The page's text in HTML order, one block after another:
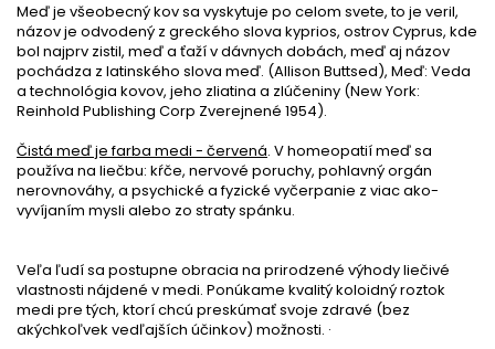
Meď je všeobecný kov sa vyskytuje po celom svete, to je veril,
názov je odvodený z greckého slova kyprios, ostrov Cyprus, kde
bol najprv zistil, meď a ťaží v dávnych dobách, meď aj názov
pochádza z latinského slova meď. (Allison Buttsed), Meď: Veda
a technológia kovov, jeho zliatina a zlúčeniny (New York:
Reinhold Publishing Corp Zverejnené 1954).
Čistá meď je farba medi - červená. V homeopatií meď sa
používa na liečbu: kŕče, nervové poruchy, pohlavný orgán
nerovnováhy, a psychické a fyzické vyčerpanie z viac ako-
vyvíjaním mysli alebo zo straty spánku.
Veľa ľudí sa postupne obracia na prirodzené výhody liečivé
vlastnosti nájdené v medi. Ponúkame kvalitý koloidný roztok
medi pre tých, ktorí chcú preskúmať svoje zdravé (bez
akýchkoľvek vedľajších účinkov) možnosti. ·